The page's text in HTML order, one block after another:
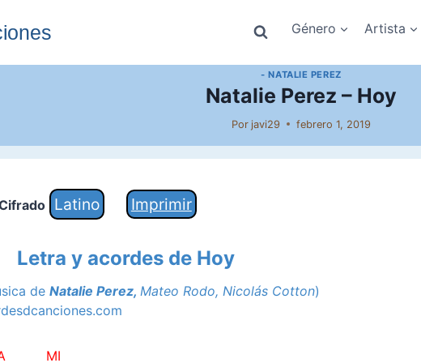
Género Artista
- NATALIE PEREZ
Natalie Perez – Hoy
Por javi29 febrero 1, 2019
Latino Imprimir
Letra y acordes de Hoy
deNatalie Perez, Mateo Rodo, Nicolás Cotton)
MI